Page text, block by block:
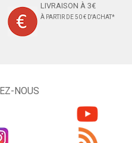
LIVRAISON À 3€
À PARTIR DE 50 € D'ACHAT*
NOUS